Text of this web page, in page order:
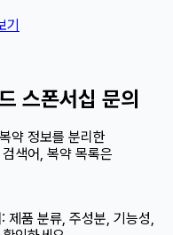
기
스폰서십 문의
약 정보를 분리한
색어, 복약 목록은
제품 분류, 주성분, 기능성,